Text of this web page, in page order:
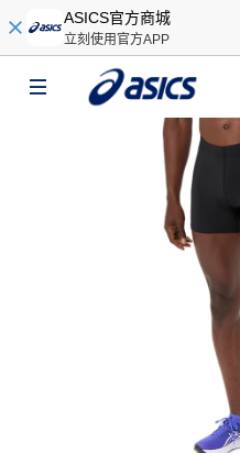
ASICS官方商城
立刻使用官方APP